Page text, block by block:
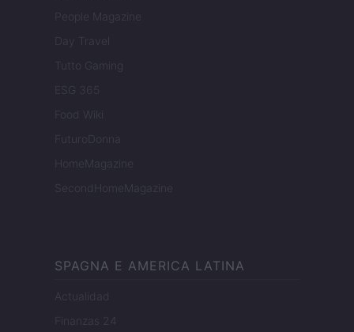
People Magazine
Day Travel
Tutto Gaming
ESG 365
Food Wiki
FuturoDonna
HomeMagazine
SecondHomeMagazine
SPAGNA E AMERICA LATINA
Actualidad
Finanzas 24